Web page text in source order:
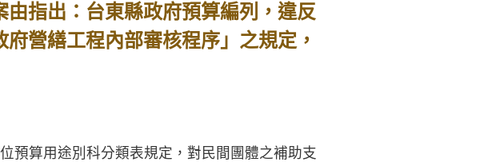
指出：台東縣政府預算編列，違反
營繕工程內部審核程序」之規定，
算用途別科分類表規定，對民間團體之補助支